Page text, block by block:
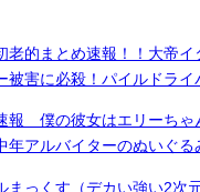
老的まとめ速報！！大帝イ
被害に必殺！パイルドライ
報 僕の彼女はエリーちゃ
年アルバイターのぬいぐる
まっくす（デカい強い2次